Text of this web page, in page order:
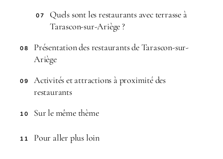
07
Quels sont les restaurants avec terrasse à
Tarascon-sur-Ariège ?
08
Présentation des restaurants de Tarascon-sur-
Ariège
09
Activités et attractions à proximité des
restaurants
10 Sur le même thème
11 Pour aller plus loin